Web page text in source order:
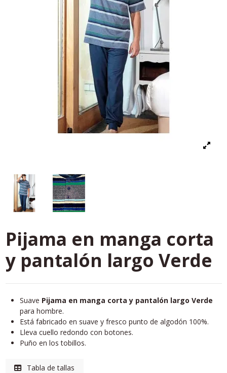
Pijama en manga corta
y pantalón largo Verde
Suave Pijama en manga corta y pantalón largo Verde
para hombre.
Está fabricado en suave y fresco punto de algodón 100%.
Lleva cuello redondo con botones.
Puño en los tobillos.
Tabla de tallas